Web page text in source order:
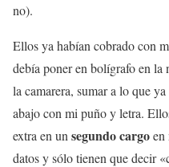
no).
Ellos ya habían cobrado con
debía poner en bolígrafo en la
la camarera, sumar a lo que
abajo con mi puño y letra.
extra en un segundo cargoen
datos y sólo tienen que decir